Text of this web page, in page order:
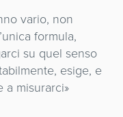
vario, non
formula,
su quel senso
esige, e
a misurarci»